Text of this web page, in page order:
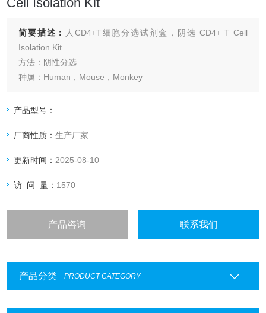
简要描述：
人CD4+T细胞分选试剂盒，阴选 CD4+ T Cell
Isolation Kit
方法：阴性分选
种属：Human，Mouse，Monkey
免疫磁性细胞分选是用磁珠抗体偶联系统从样本细胞悬液中选
特异性，识别并标记靶细胞的表面抗原，再通过外加磁场的作
产品型号：
厂商性质：生产厂家
更新时间： 2025-08-10
访 问 量： 1570
产品咨询 联系我们
产品分类 PRODUCT CATEGORY